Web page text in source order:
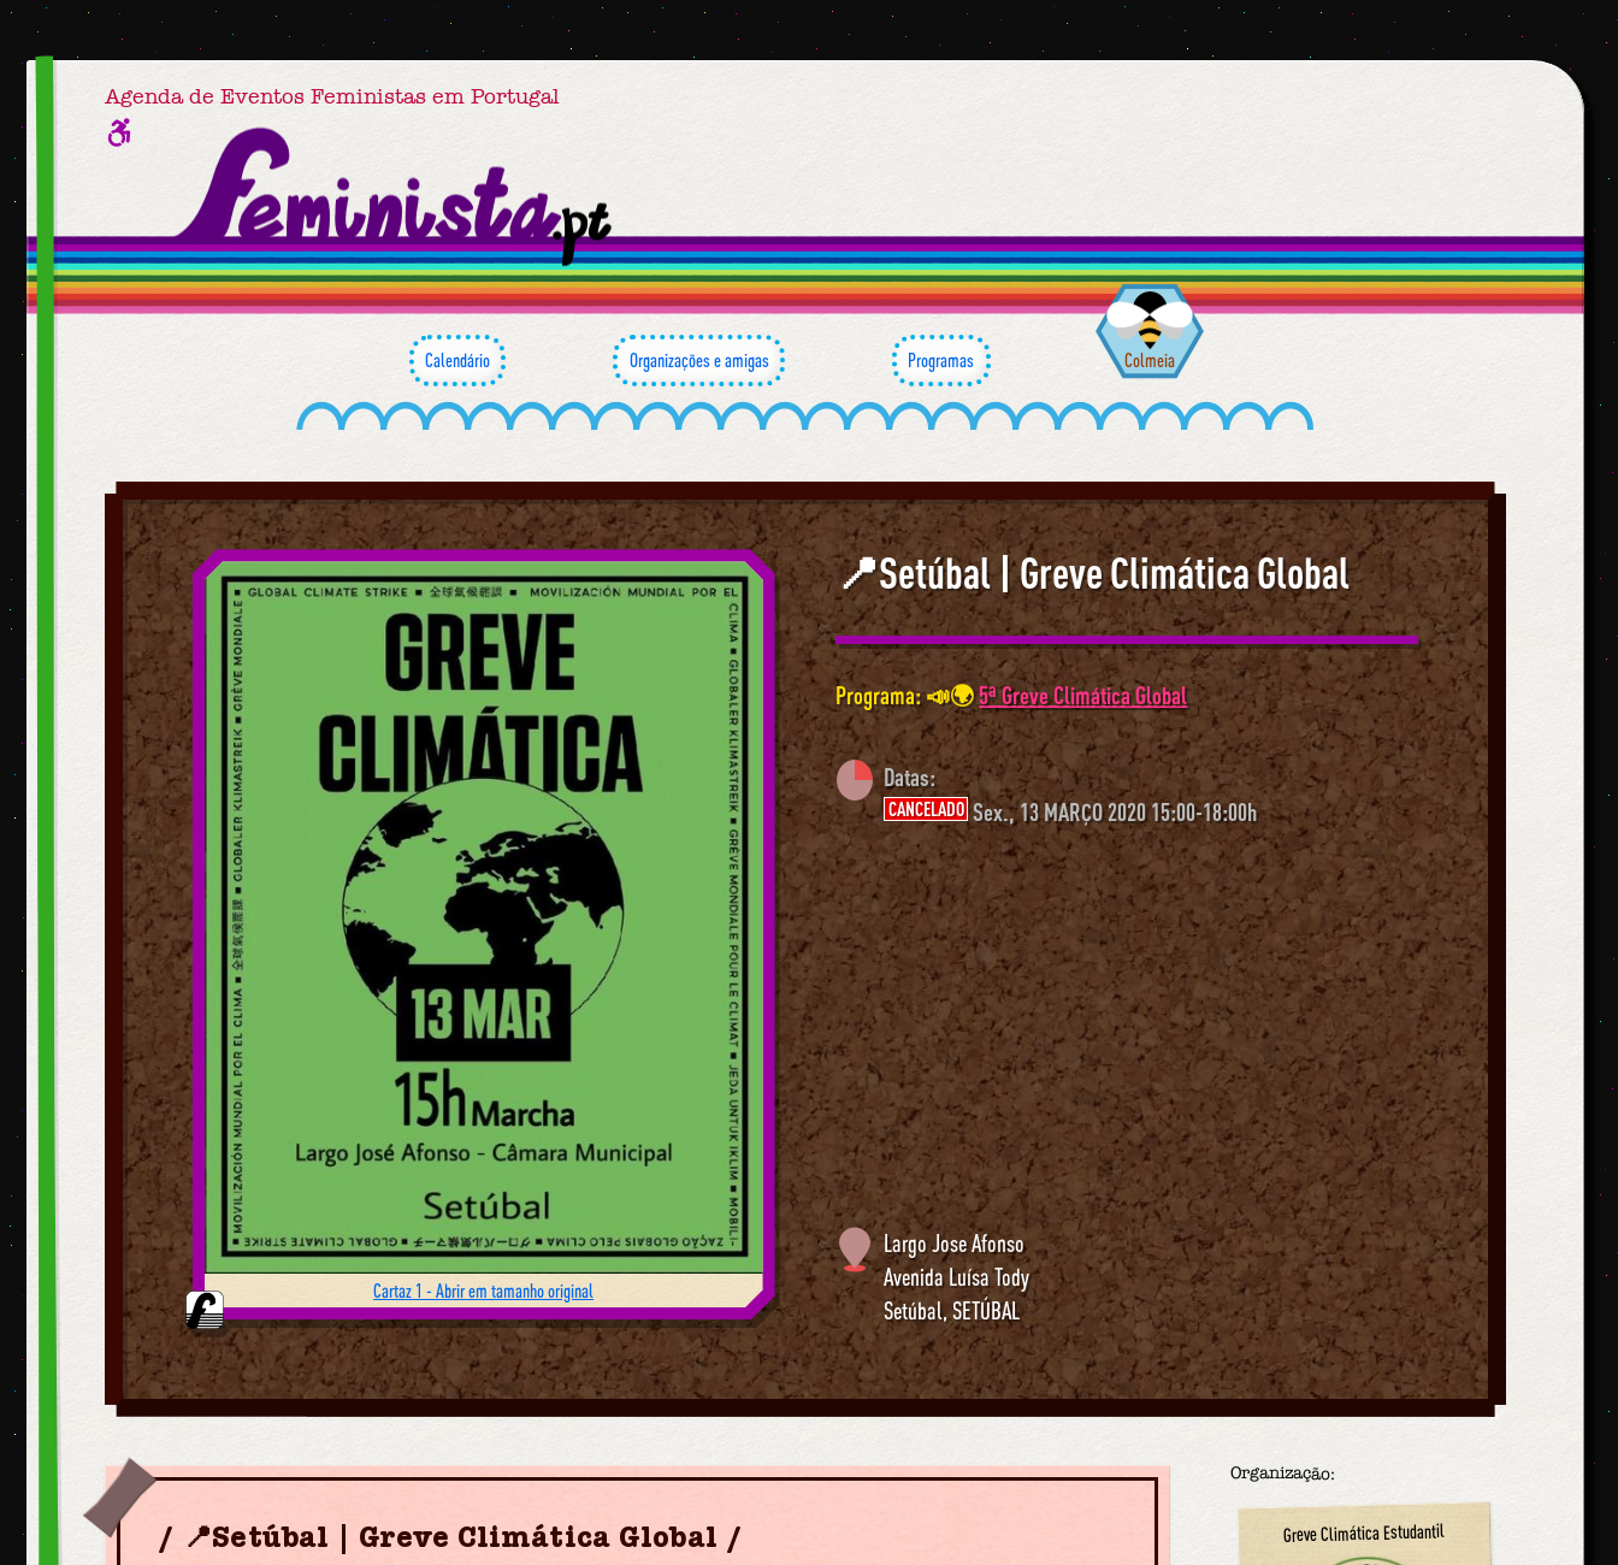
Agenda de Eventos Feministas em Portugal
Calendário Organizações e amigas Programas Colmeia
📍Setúbal | Greve Climática Global
Programa: 📣🌍5ª Greve Climática Global
Datas:
CANCELADO Sex., 13 MARÇO 2020 15:00-18:00h
Largo Jose Afonso
Avenida Luísa Tody
Setúbal ,SETÚBAL
Cartaz 1 - Abrir em tamanho original
📍Setúbal | Greve Climática Global
Organização:
Greve Climática Estudantil